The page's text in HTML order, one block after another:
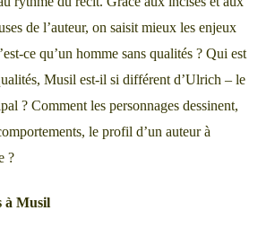
de l’auteur, on saisit mieux les enjeux
ce qu’un homme sans qualités ? Qui est
Musil est-il si différent d’Ulrich – le
? Comment les personnages dessinent,
le profil d’un auteur à
?
à Musil